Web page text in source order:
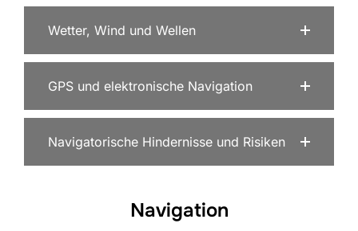
Wetter, Wind und Wellen
GPS und elektronische Navigation
Navigatorische Hindernisse und Risiken
Navigation